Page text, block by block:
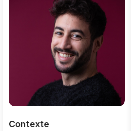
Contexte